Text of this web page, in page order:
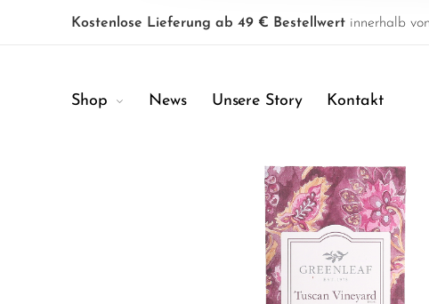
Kostenlose Lieferung ab 49 € Bestellwert innerhalb
Shop News Unsere Story Kontakt